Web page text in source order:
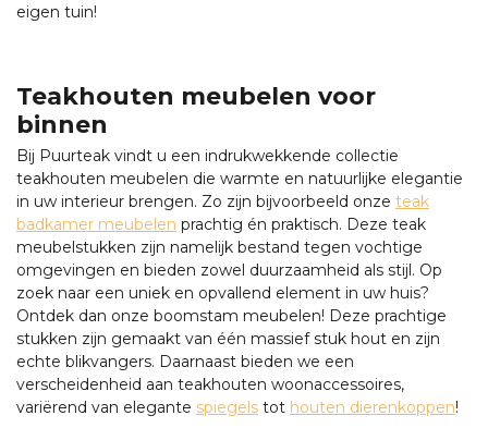
eigen tuin!
Teakhouten meubelen voor
binnen
Bij Puurteak vindt u een indrukwekkende collectie
teakhouten meubelen die warmte en natuurlijke elegantie
in uw interieur brengen. Zo zijn bijvoorbeeld onze teak
badkamer meubelen prachtig én praktisch. Deze teak
meubelstukken zijn namelijk bestand tegen vochtige
omgevingen en bieden zowel duurzaamheid als stijl. Op
zoek naar een uniek en opvallend element in uw huis?
Ontdek dan onze boomstam meubelen! Deze prachtige
stukken zijn gemaakt van één massief stuk hout en zijn
echte blikvangers. Daarnaast bieden we een
verscheidenheid aan teakhouten woonaccessoires,
variërend van elegante spiegels tot houten dierenkoppen!